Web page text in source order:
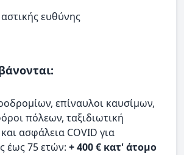
ευθύνης
επίναυλοι καυσίμων,
πόλεων, ταξιδιωτική
ασφάλεια COVID για
έως 75 ετών: + 400 € κατ' άτομο